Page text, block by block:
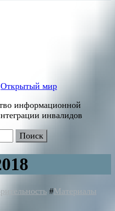
Открытый мир
информационной
инвалидов
#Материалы